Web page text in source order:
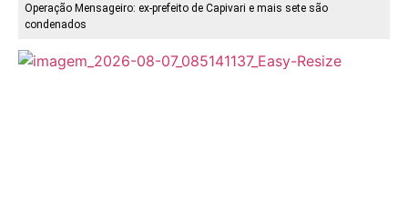
Operação Mensageiro: ex-prefeito de Capivari e mais sete são
condenados